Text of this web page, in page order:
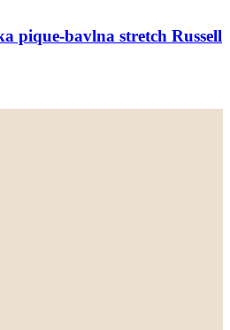
pique-bavlna stretch Russell